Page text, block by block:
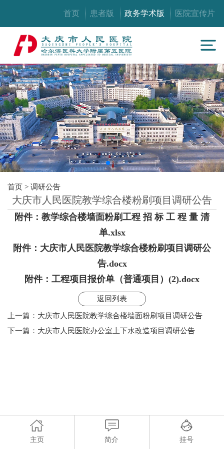
首页 患者版 政务学术版 医院宣传片
首页 >调研公告
大庆市人民医院教学综合楼粉刷项目调研公告
附件： 教学综合楼墙面粉刷工程 招 标 工 程 量 清
单.xlsx
附件： 大庆市人民医院教学综合楼粉刷项目调研公
告.docx
附件： 工程项目报价单（普通项目）(2).docx
返回列表
上一篇： 大庆市人民医院教学综合楼墙面粉刷项目调研公告
下一篇： 大庆市人民医院办公室上下水改造项目调研公告
主页 简介 挂号